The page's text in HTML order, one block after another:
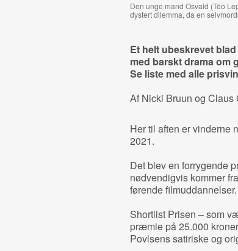
Den unge mand Osvald (Téo
dystert dilemma, da en
Et helt ubeskrevet
med barskt drama om
Se liste med alle
Af Nicki Bruun og Claus
Her til aften er vinderne
2021.
Det blev en forrygende
nødvendigvis kommer
førende filmuddannelser.
Shortlist Prisen – som
præmie på 25.000
Povlsens satiriske og